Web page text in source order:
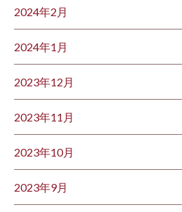
2024年2月
2024年1月
2023年12月
2023年11月
2023年10月
2023年9月